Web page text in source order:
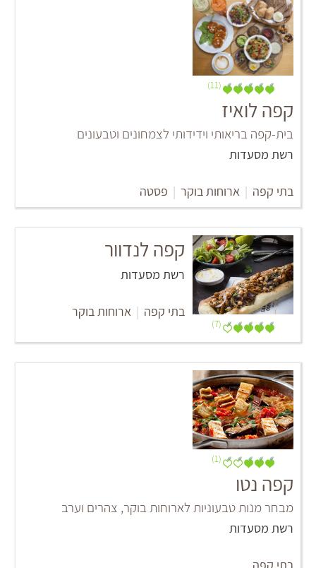
(11)
קפה לואיז
בית-קפה בריאותי וידידותי לצמחונים וטבעונים
רשת מסעדות
בתי קפה | ארוחות בוקר | פסטה
(7)
קפה לנדוור
רשת מסעדות
בתי קפה | ארוחות בוקר
(1)
קפה נטו
מבחר מנות טבעוניות לארוחות בוקר, צהרים וערב
רשת מסעדות
בתי קפה